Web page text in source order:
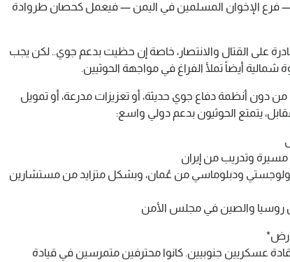
— فرع الإخوان المسلمين في اليمن — فيعمل كحصان طروادة
على القتال والانتصار، خاصة إن حظيت بدعم جوي.. لكن يجب
أيضاً تملأ الفراغ في مواجهة الحوثيين.
من دون أنظمة دفاع جوي حديثة، أو تعزيزات مدرعة، أو تمويل
يتمتع الحوثيون بدعم دولي واسع:
وتدريب من إيران
ولوجستي ودبلوماسي من عُمان، وبشكل متزايد من مستشارين
والصين في مجلس الأمن
عسكريين جنوبيين. كانوا محترفين متمرسين في قيادة